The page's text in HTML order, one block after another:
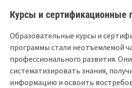
Курсы и сертификационные
Образовательные курсы и
программы стали неотъемлемой
профессионального развития.
систематизировать знания,
информацию и освоить